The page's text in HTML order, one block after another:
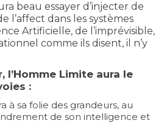
beau essayer d’injecter de
l’affect dans les systèmes
Artificielle, de l’imprévisible,
comme ils disent, il n’y
l’Homme Limite aura le
:
à sa folie des grandeurs, au
de son intelligence et